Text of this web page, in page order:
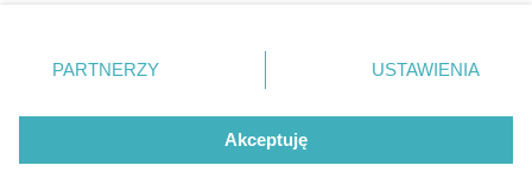
POZASzczecin.pl
© 2026 wSzczecinie.pl
prywatności znajdujący się w lewym dolnym rogu strony
. Niektóre rodzaje przetwarzania danych nie wymagają
takiemu przetwarzaniu. Preferencje będą miały
zastosowania tylko na tej witrynie.
PARTNERZY USTAWIENIA
Akceptuję